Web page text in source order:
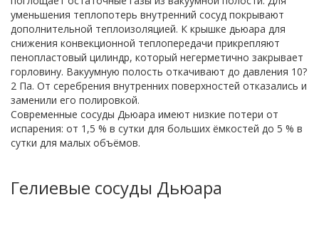
уменьшения теплопотерь внутренний сосуд покрывают
дополнительной теплоизоляцией. К крышке дьюара для
снижения конвекционной теплопередачи прикрепляют
пенопластовый цилиндр, который негерметично закрывает
горловину. Вакуумную полость откачивают до давления 10?
2 Па. От серебрения внутренних поверхностей отказались и
заменили его полировкой.
Современные сосуды Дьюара имеют низкие потери от
испарения: от 1,5 % в сутки для больших ёмкостей до 5 % в
сутки для малых объёмов.
Гелиевые сосуды Дьюара